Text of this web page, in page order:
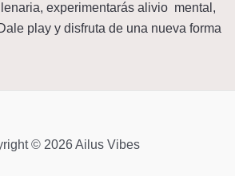
experimentarás alivio  mental,
play y disfruta de una nueva forma
© 2026 Ailus Vibes